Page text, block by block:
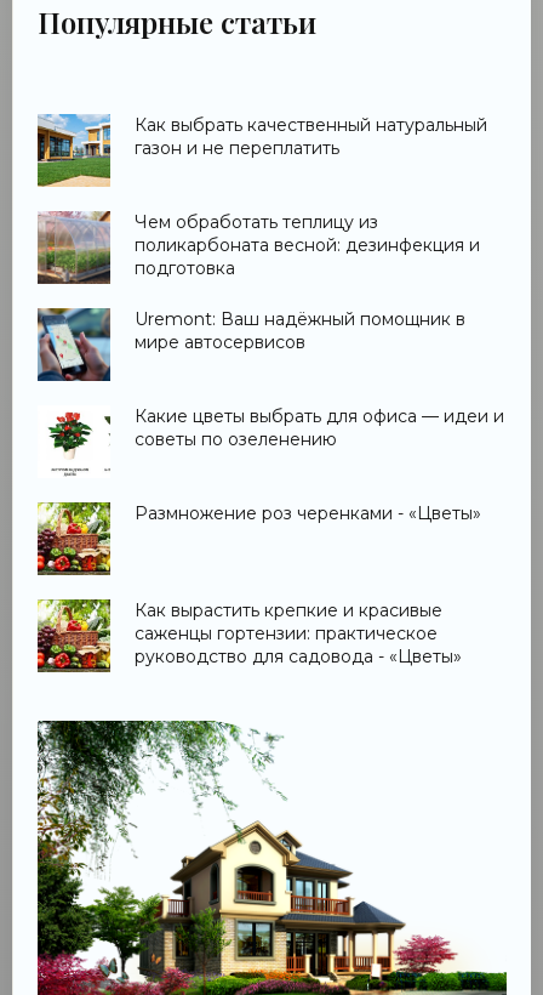
Популярные статьи
Как выбрать качественный натуральный
газон и не переплатить
Чем обработать теплицу из
поликарбоната весной: дезинфекция и
подготовка
Uremont: Ваш надёжный помощник в
мире автосервисов
Какие цветы выбрать для офиса — идеи и
советы по озеленению
Размножение роз черенками - «Цветы»
Как вырастить крепкие и красивые
саженцы гортензии: практическое
руководство для садовода - «Цветы»